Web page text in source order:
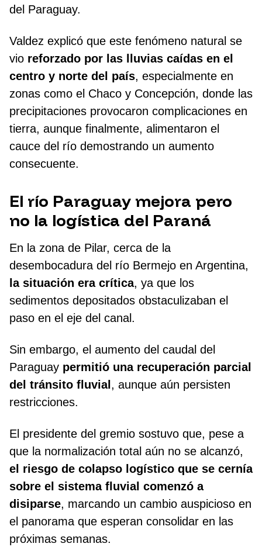
del Paraguay.
Valdez explicó que este fenómeno natural se
vio reforzado por las lluvias caídas en el
centro y norte del país, especialmente en
zonas como el Chaco y Concepción, donde las
precipitaciones provocaron complicaciones en
tierra, aunque finalmente, alimentaron el
cauce del río demostrando un aumento
consecuente.
El río Paraguay mejora pero
no la logística del Paraná
En la zona de Pilar, cerca de la
desembocadura del río Bermejo en Argentina,
la situación era crítica, ya que los
sedimentos depositados obstaculizaban el
paso en el eje del canal.
Sin embargo, el aumento del caudal del
Paraguay permitió una recuperación parcial
del tránsito fluvial , aunque aún persisten
restricciones.
El presidente del gremio sostuvo que, pese a
que la normalización total aún no se alcanzó,
el riesgo de colapso logístico que se cernía
sobre el sistema fluvial comenzó a
disiparse, marcando un cambio auspicioso en
el panorama que esperan consolidar en las
próximas semanas.